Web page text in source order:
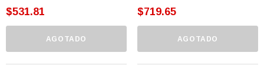
$531.81
AGOTADO
$719.65
AGOTADO